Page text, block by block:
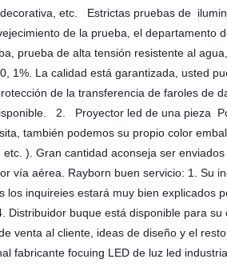
etc. Estrictas pruebas de
de la prueba, el
prueba de alta tensión resistente al
1%. La calidad está garantizada, usted
de la transferencia de faroles de
2. Proyector led de una pieza
también podemos su propio color
etc. ). Gran cantidad aconseja ser
vía aérea. Rayborn buen servicio: 1. Su
los inquireies estará muy bien
Distribuidor buque está disponible para
venta al cliente, ideas de diseño y el
fabricante focuing LED de luz led